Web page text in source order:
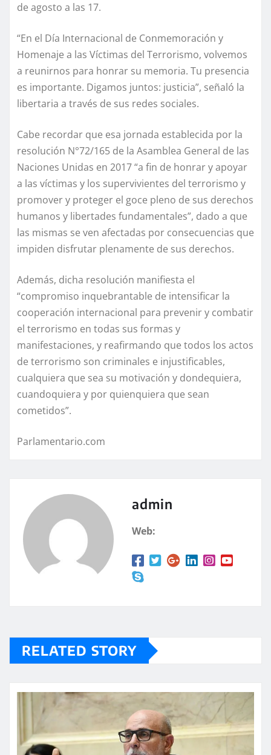
de agosto a las 17.
“En el Día Internacional de Conmemoración y
Homenaje a las Víctimas del Terrorismo, volvemos
a reunirnos para honrar su memoria. Tu presencia
es importante. Digamos juntos: justicia”, señaló la
libertaria a través de sus redes sociales.
Cabe recordar que esa jornada establecida por la
resolución N°72/165 de la Asamblea General de las
Naciones Unidas en 2017 “a fin de honrar y apoyar
a las víctimas y los supervivientes del terrorismo y
promover y proteger el goce pleno de sus derechos
humanos y libertades fundamentales”, dado a que
las mismas se ven afectadas por consecuencias que
impiden disfrutar plenamente de sus derechos.
Además, dicha resolución manifiesta el
“compromiso inquebrantable de intensificar la
cooperación internacional para prevenir y combatir
el terrorismo en todas sus formas y
manifestaciones, y reafirmando que todos los actos
de terrorismo son criminales e injustificables,
cualquiera que sea su motivación y dondequiera,
cuandoquiera y por quienquiera que sean
cometidos”.
Parlamentario.com
admin
Web:
RELATED STORY